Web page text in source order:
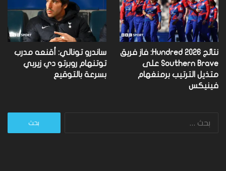
نتائج Hundred 2026: فاز فريق
Southern Brave على
متذيل الترتيب برمنغهام
فينيكس
ساندرو تونالي: أقنعه مدرب
توتنهام روبرتو دي زيربي
بسرعة بالتوقيع
البحث